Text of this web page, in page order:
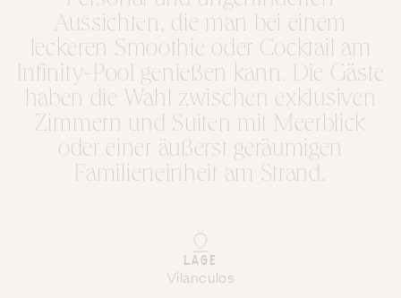
Aussichten, die man bei einem
leckeren Smoothie oder Cocktail am
Infinity-Pool genießen kann. Die Gäste
haben die Wahl zwischen exklusiven
Zimmern und Suiten mit Meerblick
oder einer äußerst geräumigen
Familieneinheit am Strand.
LAGE
Vilanculos